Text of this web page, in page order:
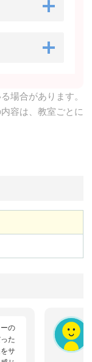
場合があります。
容は、教室ごとに
の
た
サ